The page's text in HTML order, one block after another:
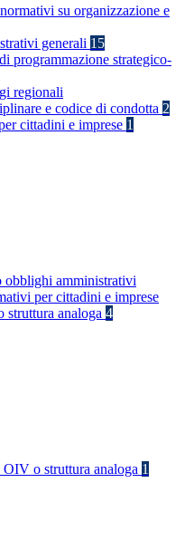
su organizzazione e
generali 15
programmazione strategico-
regionali
e codice di condotta 2
cittadini e imprese 1
obblighi amministrativi
per cittadini e imprese
analoga 4
o struttura analoga 1